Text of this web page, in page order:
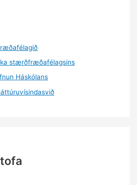
stærðfræðafélagsins
Háskólans